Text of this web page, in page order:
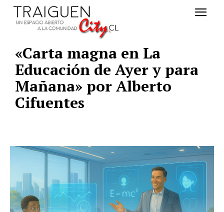
«Carta magna en La
Educación de Ayer y para
Mañana» por Alberto
Cifuentes